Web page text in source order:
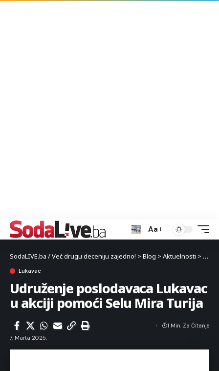
Aa
SodaLIVE.ba / Već drugu deceniju zajedno! > Blog > Aktuelnosti >
Lukavac
Udruženje poslodavaca Lukavac
u akciji pomoći Selu Mira Turija
7. Marta 2025.
1 Min. Za Čitanje